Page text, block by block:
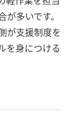
多いです。
が支援制度を
を身につける